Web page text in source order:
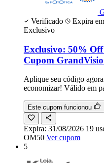
Verificado
Expira
Exclusivo
Exclusivo: 50% Off
Cupom
Aplique seu código
economizar! Válido em
Este cupom funcionou
Expira: 31/08/2026 19
OM50 Ver cupom
5